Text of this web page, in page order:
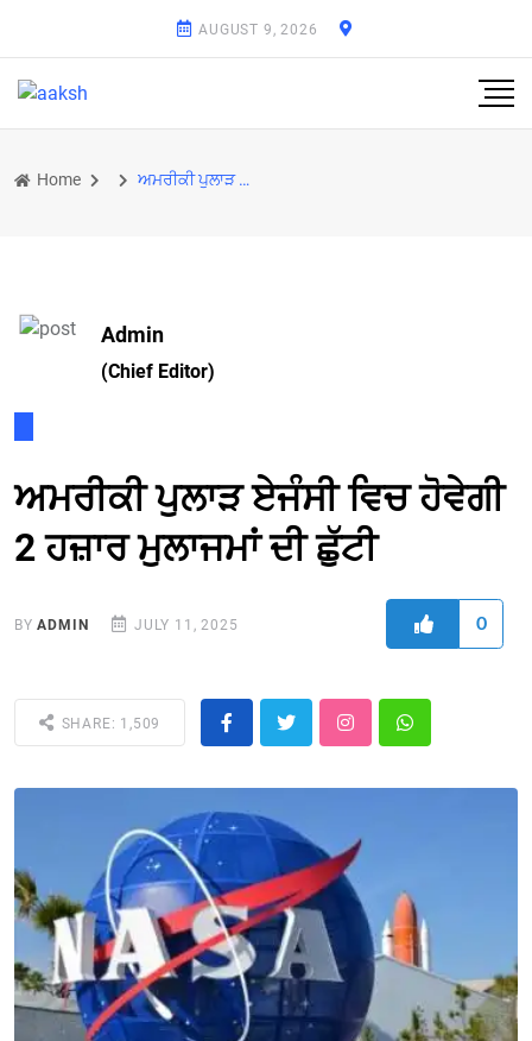
AUGUST 9, 2026
Home ਅਮਰੀਕੀ ਪੁਲਾੜ ਏਜੰਸੀ ਵਿਚ ਹੋਵੇਗੀ 2 ਹਜ਼ਾਰ ਮੁਲਾਜਮਾਂ ਦੀ ਛੁੱਟੀ
Admin
(Chief Editor)
ਅਮਰੀਕੀ ਪੁਲਾੜ ਏਜੰਸੀ ਵਿਚ ਹੋਵੇਗੀ
2 ਹਜ਼ਾਰ ਮੁਲਾਜਮਾਂ ਦੀ ਛੁੱਟੀ
BYADMIN JULY 11, 2025 0
SHARE: 1,509